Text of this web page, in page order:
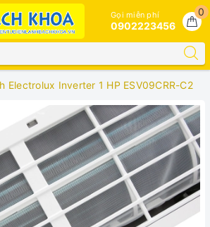
0
Gọi miễn phí
0902223456
Electrolux Inverter 1 HP ESV09CRR-C2